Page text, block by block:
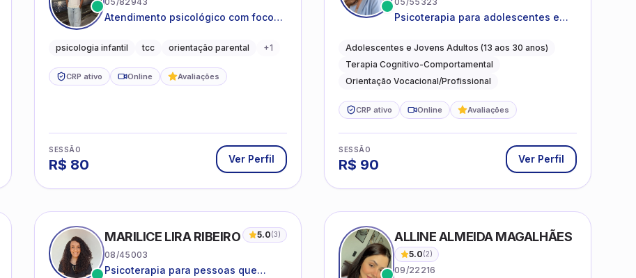
Atendimento psicológico com foco
Comportamental (TCC), promovendo
vida.
psicologia infantil tcc orientação parental +1
CRP ativo Online Avaliações
SESSÃO
R$ 80 Ver Perfil
Psicoterapia para adolescentes e
ansiedade, autoestima, relações e
orientação profissional
Adolescentes e Jovens Adultos (13 aos 30 anos)
Terapia Cognitivo-Comportamental
Orientação Vocacional/Profissional
CRP ativo Online Avaliações
SESSÃO
R$ 90 Ver Perfil
MARILICE LIRA RIBEIRO 5.0(3)
08/45003
Psicoterapia para pessoas que
ALLINE ALMEIDA MAGALHÃES
5.0(2)
09/22216